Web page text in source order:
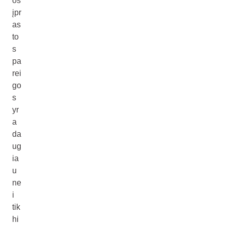
įpr
as
to
s
pa
rei
go
s
yr
a
da
ug
ia
u
ne
i
tik
hi